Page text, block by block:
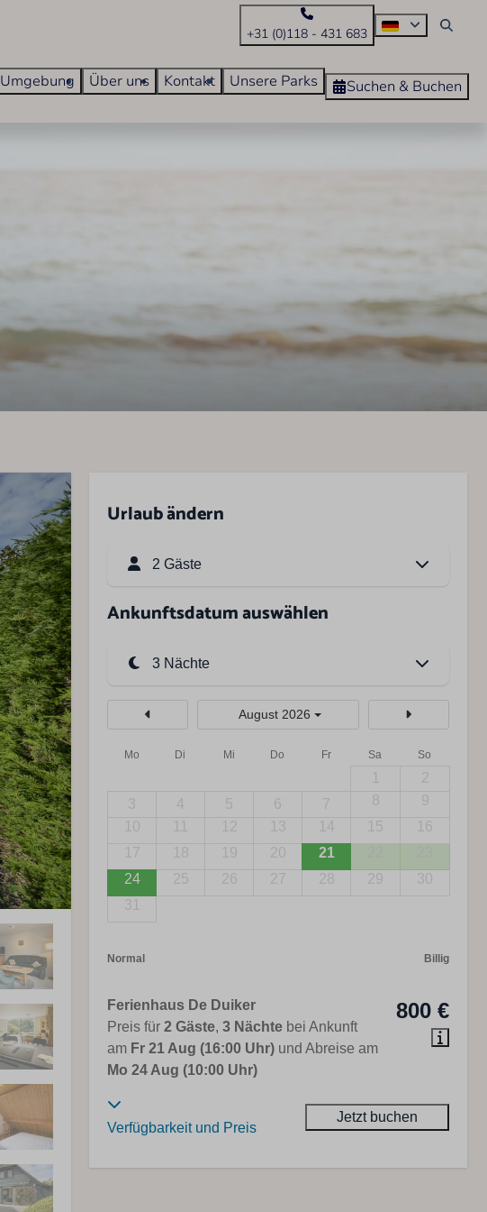
+31 (0)118 - 431 683
Umgebung Über uns Kontakt Unsere Parks Suchen & Buchen
Urlaub ändern
2 Gäste
Ankunftsdatum auswählen
August 2026
Mo Di Mi Do Fr Sa So
2
3
4 5 6 7 8
9
10
12 13 14 15
16
17
18 19 20 21
24
25 26 27 28 29
30
31
Normal Billig
800 €
Ferienhaus De Duiker
Preis für 2 Gäste, 3 Nächte bei Ankunft
am Fr 21 Aug (16:00 Uhr) und Abreise am
Mo 24 Aug (10:00 Uhr)
Verfügbarkeit und Preis
Jetzt buchen